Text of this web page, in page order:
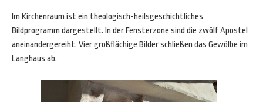
Im Kirchenraum ist ein theologisch-heilsgeschichtliches
Bildprogramm dargestellt. In der Fensterzone sind die zwölf Apostel
aneinandergereiht. Vier großflächige Bilder schließen das Gewölbe im
Langhaus ab.